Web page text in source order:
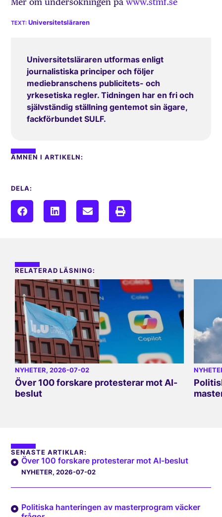
Universitetsläraren
Universitetsläraren utformas enligt
journalistiska principer och följer
mediebranschens publicitets- och
yrkesetiska regler. Tidningen har en fri och
självständig ställning gentemot sin ägare,
fackförbundet SULF.
ÄMNEN I ARTIKELN:
DELA:
RELATERAD LÄSNING:
NYHETER, 2026-07-02
Över 100 forskare protesterar mot AI-
beslut
SENASTE ARTIKLAR:
Över 100 forskare protesterar mot AI-beslut
NYHETER, 2026-07-02
Politiska hanteringen av masterprogram väcker